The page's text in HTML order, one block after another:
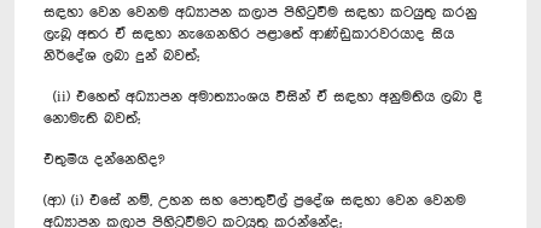
සඳහා වෙන වෙනම අධ්‍යාපන කලාප පිහිටුවීම සඳහා කටයුතු කරනු
ලැබූ අතර ඒ සඳහා නැගෙනහිර පළාතේ ආණ්ඩුකාරවරයාද සිය
නිර්දේශ ලබා දුන් බවත්;
(ii) එහෙත් අධ්‍යාපන අමාත්‍යාංශය විසින් ඒ සඳහා අනුමතිය ලබා දී
නොමැති බවත්;
එතුමිය දන්නෙහිද?
(ආ) (i) එසේ නම්, උහන සහ පොතුවිල් ප්‍රදේශ සඳහා වෙන වෙනම
අධ්‍යාපන කලාප පිහිටුවීමට කටයුතු කරන්නේද;